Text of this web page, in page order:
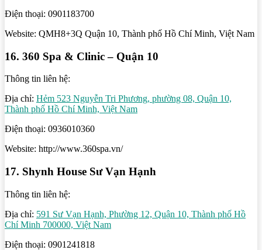
Điện thoại: 0901183700
Website: QMH8+3Q Quận 10, Thành phố Hồ Chí Minh, Việt Nam
16. 360 Spa & Clinic – Quận 10
Thông tin liên hệ:
Địa chỉ: Hẻm 523 Nguyễn Tri Phương, phường 08, Quận 10,
Thành phố Hồ Chí Minh, Việt Nam
Điện thoại: 0936010360
Website: http://www.360spa.vn/
17. Shynh House Sư Vạn Hạnh
Thông tin liên hệ:
Địa chỉ: 591 Sư Vạn Hạnh, Phường 12, Quận 10, Thành phố Hồ
Chí Minh 700000, Việt Nam
Điện thoại: 0901241818